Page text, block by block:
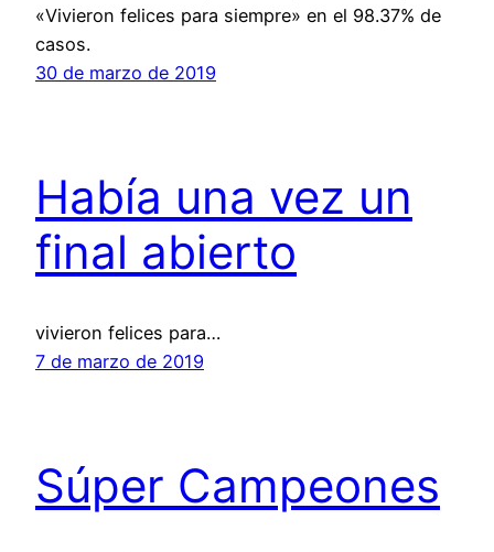
«Vivieron felices para siempre» en el 98.37% de
casos.
30 de marzo de 2019
Había una vez un
final abierto
vivieron felices para…
7 de marzo de 2019
Súper Campeones